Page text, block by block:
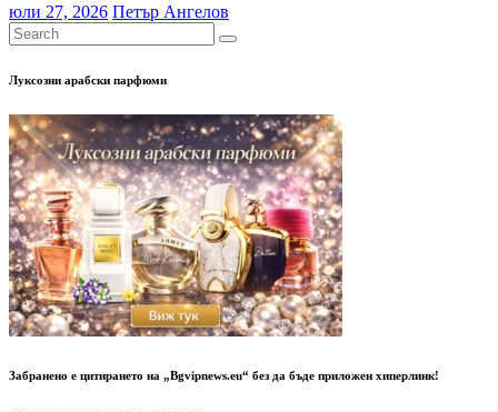
юли 27, 2026 Петър Ангелов
Луксозни арабски парфюми
Забранено е цитирането на „Bgvipnews.eu“ без да бъде приложен хиперлинк!